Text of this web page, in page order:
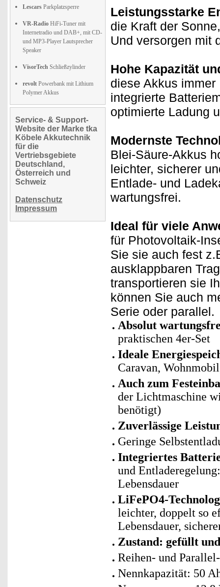
Lescars Parkplatzsperre
VR-Radio HiFi-Tuner mit
Internetradio und DAB+, mit CD-
und MP3-Player Lautsprecher
Speaker
VisorTech Schließzylinder
revolt Powerbank mit Lithium
Polymer Akkus
Service- & Support-
Website der Marke tka
Köbele Akkutechnik
für die
Vertriebsgebiete
Deutschland,
Österreich und
Schweiz
Datenschutz
Impressum
Leistungsstarke
die Kraft der
Und versorgen mit
Hohe Kapazität
diese Akkus
integrierte
optimierte Ladung
Modernste
Blei-Säure-Akkus
leichter, sicherer
Entlade- und
wartungsfrei.
Ideal für viele
für Photovoltaik-
Sie sie auch fest
ausklappbaren
transportieren sie
können Sie auch
Serie oder parallel.
Absolut
praktischen 4er-Set
Ideale
Caravan,
Auch zum
der Lichtmaschine
benötigt)
Zuverlässige
Geringe
Integriertes
und
Lebensdauer
LiFePO4-
leichter, doppelt so
Lebensdauer,
Zustand: gefüllt
Reihen- und
Nennkapazität: 50